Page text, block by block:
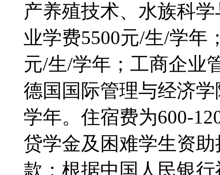
产养殖技术、水族科
业学费5500元/生/学年
元/生/学年；工商企业
德国国际管理与经济
学年。住宿费为600-
贷学金及困难学生资
款：根据中国人民银